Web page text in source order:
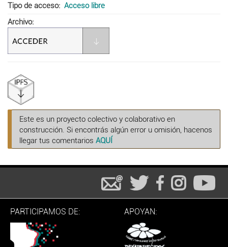
Tipo de acceso
Acceso libre
Archivo
Este es un proyecto colectivo y colaborativo en
construcción. Si encontrás algún error u omisión, hacenos
llegar tus comentarios AQUÍ
PARTICIPAMOS DE: APOYAN: